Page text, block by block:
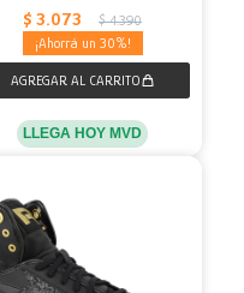
$ 3.073 $ 4.390
30
LLEGA HOY MVD